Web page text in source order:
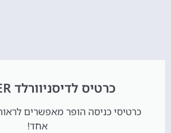
כרטיס לדיסניוורלד HOOPER
אחד!